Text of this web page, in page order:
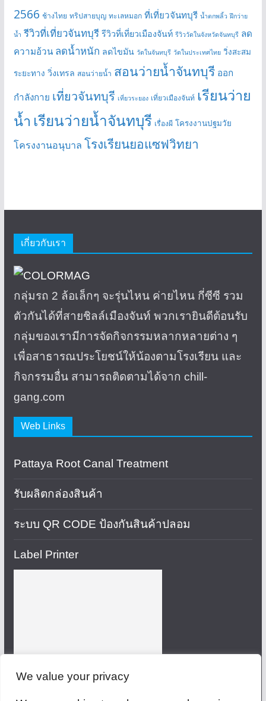
We value your privacy
2566 ช้างไทย ทริปสายบุญ ทะเลหมอก ที่เที่ยวจันทบุรี น้ำตกพลิ้ว ฝึกว่าย
น้ำ รีวิวที่เที่ยวจันทบุรี รีวิวที่เที่ยวเมืองจันท์ รีวิววัดในจังหวัดจันทบุรี ลด
ความอ้วน ลดน้ำหนัก ลดไขมัน วัดในจันทบุรี วัดในประเทศไทย วิ่งสะสม
ระยะทาง วิ่งเทรล สอนว่ายน้ำ สอนว่ายน้ำจันทบุรี ออก
กำลังกาย เที่ยวจันทบุรี เที่ยวระยอง เที่ยวเมืองจันท์ เรียนว่าย
น้ำ เรียนว่ายน้ำจันทบุรี เรื่องผี โครงงานปฐมวัย
โครงงานอนุบาล โรงเรียนยอแซฟวิทยา
เกี่ยวกับเรา
กลุ่มรถ 2 ล้อเล็กๆ จะรุ่นไหน ค่ายไหน กี่ซีซี รวม
ตัวกันได้ที่สายชิลล์เมืองจันท์ พวกเรายินดีต้อนรับ
กลุ่มของเรามีการจัดกิจกรรมหลากหลายต่าง ๆ
เพื่อสาธารณประโยชน์ให้น้องตามโรงเรียน และ
กิจกรรมอื่น สามารถติดตามได้จาก chill-
gang.com
Web Links
Pattaya Root Canal Treatment
รับผลิตกล่องสินค้า
ระบบ QR CODE ป้องกันสินค้าปลอม
Label Printer